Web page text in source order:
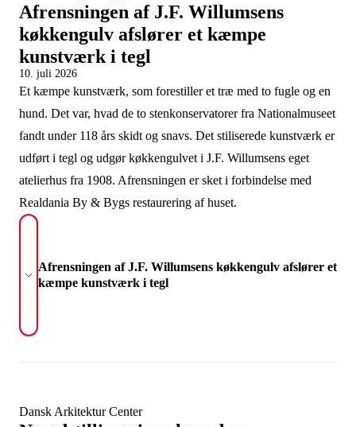
Afrensningen af J.F. Willumsens
køkkengulv afslører et kæmpe
kunstværk i tegl
10. juli 2026
Et kæmpe kunstværk, som forestiller et træ med to fugle og en
hund. Det var, hvad de to stenkonservatorer fra Nationalmuseet
fandt under 118 års skidt og snavs. Det stiliserede kunstværk er
udført i tegl og udgør køkkengulvet i J.F. Willumsens eget
atelierhus fra 1908. Afrensningen er sket i forbindelse med
Realdania By & Bygs restaurering af huset.
Afrensningen af J.F. Willumsens køkkengulv afslører et
kæmpe kunstværk i tegl
Dansk Arkitektur Center